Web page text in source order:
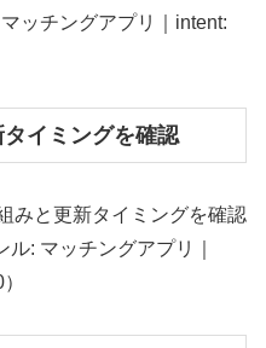
ッチングアプリ｜intent:
イミングを確認
みと更新タイミングを確認
ル: マッチングアプリ｜